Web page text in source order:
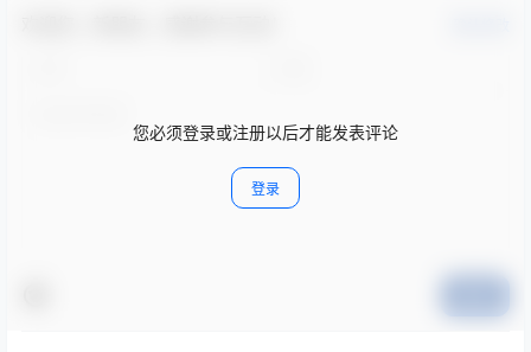
您必须登录或注册以后才能发表评论
登录